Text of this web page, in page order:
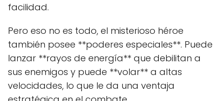
facilidad.
Pero eso no es todo, el misterioso héroe
también posee **poderes especiales**. Puede
lanzar **rayos de energía** que debilitan a
sus enemigos y puede **volar** a altas
velocidades, lo que le da una ventaja